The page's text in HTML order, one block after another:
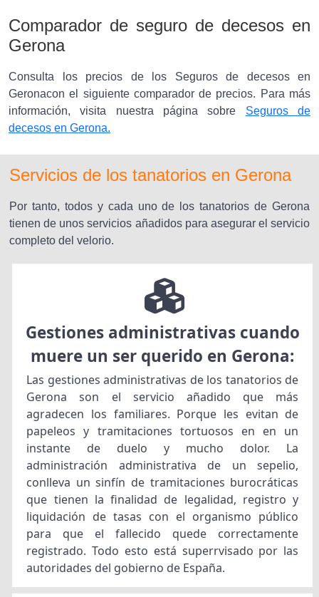
Comparador de seguro de decesos en
Gerona
Consulta los precios de los Seguros de decesos en
Geronacon el siguiente comparador de precios. Para más
información, visita nuestra página sobre Seguros de
decesos en Gerona.
Servicios de los tanatorios en Gerona
Por tanto, todos y cada uno de los tanatorios de Gerona
tienen de unos servicios añadidos para asegurar el servicio
completo del velorio.
Gestiones administrativas cuando
muere un ser querido en Gerona:
Las gestiones administrativas de los tanatorios de
Gerona son el servicio añadido que más
agradecen los familiares. Porque les evitan de
papeleos y tramitaciones tortuosos en en un
instante de duelo y mucho dolor. La
administración administrativa de un sepelio,
conlleva un sinfín de tramitaciones burocráticas
que tienen la finalidad de legalidad, registro y
liquidación de tasas con el organismo público
para que el fallecido quede correctamente
registrado. Todo esto está superrvisado por las
autoridades del gobierno de España.